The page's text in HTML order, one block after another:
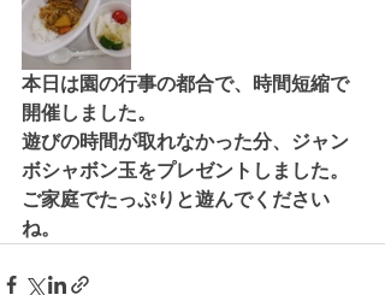
本日は園の行事の都合で、時間短縮で
開催しました。
遊びの時間が取れなかった分、ジャン
ボシャボン玉をプレゼントしました。
ご家庭でたっぷりと遊んでください
ね。